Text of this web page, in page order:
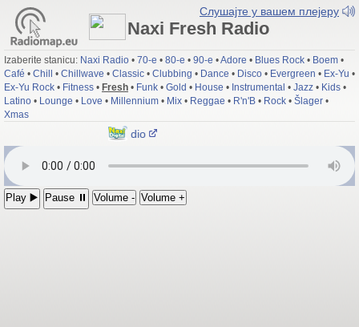
Слушајте у вашем плејеру
Naxi Fresh Radio
Izaberite stanicu: Naxi Radio • 70-e • 80-e • 90-e •Adore • Blues Rock • Boem •
Café • Chill • Chillwave • Classic • Clubbing • Dance • Disco • Evergreen • Ex-Yu •
Ex-Yu Rock • Fitness • Fresh • Funk • Gold • House • Instrumental • Jazz • Kids •
Latino • Lounge • Love • Millennium • Mix • Reggae • R'n'B • Rock • Šlager •
Xmas
Naxi Fresh Radio
Play ▶️ Pause ⏸ Volume - Volume +